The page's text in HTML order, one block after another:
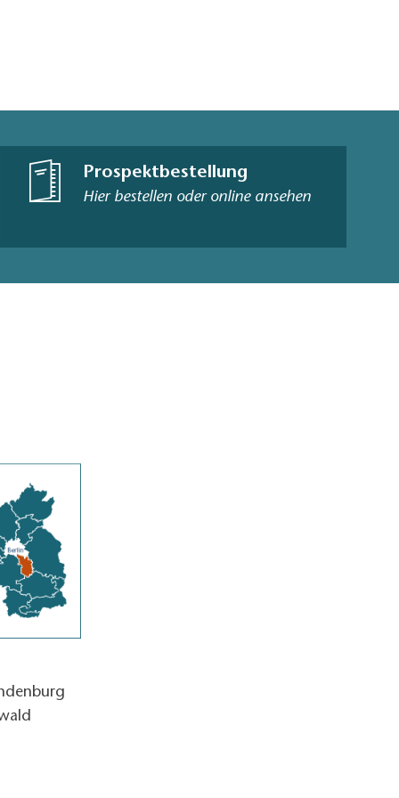
Prospektbestellung
Hier bestellen oder online ansehen